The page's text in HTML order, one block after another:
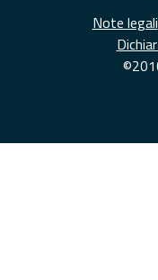
Note legali